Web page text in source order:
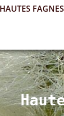
FAGNES